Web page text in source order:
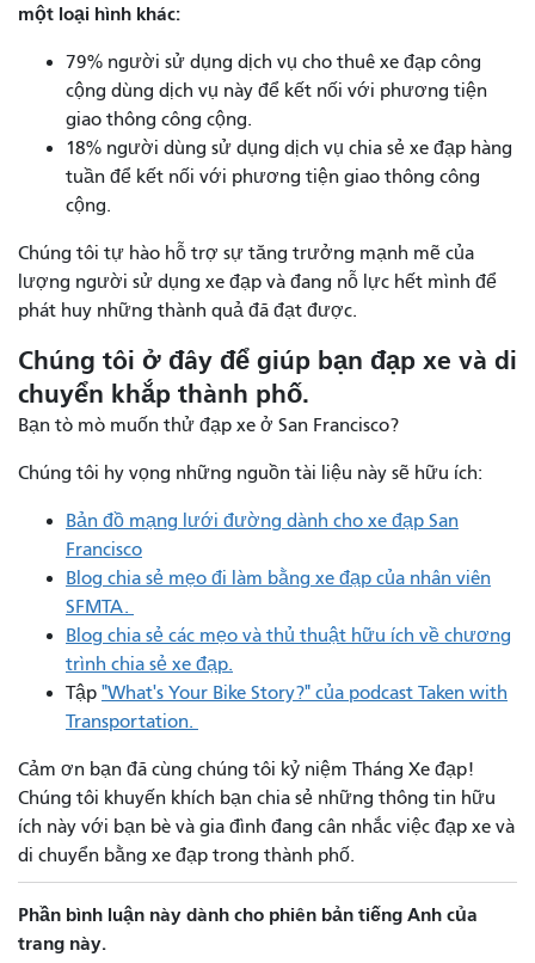
một loại hình khác:
79% người sử dụng dịch vụ cho thuê xe đạp công
cộng dùng dịch vụ này để kết nối với phương tiện
giao thông công cộng.
18% người dùng sử dụng dịch vụ chia sẻ xe đạp hàng
tuần để kết nối với phương tiện giao thông công
cộng.
Chúng tôi tự hào hỗ trợ sự tăng trưởng mạnh mẽ của
lượng người sử dụng xe đạp và đang nỗ lực hết mình để
phát huy những thành quả đã đạt được.
Chúng tôi ở đây để giúp bạn đạp xe và di
chuyển khắp thành phố.
Bạn tò mò muốn thử đạp xe ở San Francisco?
Chúng tôi hy vọng những nguồn tài liệu này sẽ hữu ích:
Bản đồ mạng lưới đường dành cho xe đạp San
Francisco
Blog chia sẻ mẹo đi làm bằng xe đạp của nhân viên
SFMTA.
Blog chia sẻ các mẹo và thủ thuật hữu ích về chương
trình chia sẻ xe đạp.
Tập "What's Your Bike Story?" của podcast Taken with
Transportation.
Cảm ơn bạn đã cùng chúng tôi kỷ niệm Tháng Xe đạp!
Chúng tôi khuyến khích bạn chia sẻ những thông tin hữu
ích này với bạn bè và gia đình đang cân nhắc việc đạp xe và
di chuyển bằng xe đạp trong thành phố.
Phần bình luận này dành cho phiên bản tiếng Anh của
trang này.